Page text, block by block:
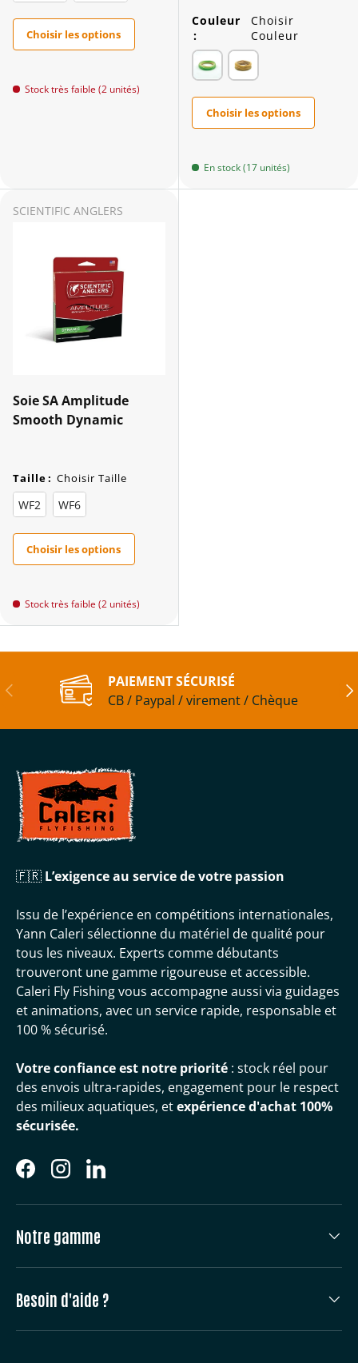
Choisir les options
Stock très faible (2 unités)
Couleur
:
Choisir
Couleur
Choisir les options
En stock (17 unités)
SCIENTIFIC ANGLERS
Soie SA Amplitude
Smooth Dynamic
Taille: Choisir Taille
WF2 WF6
Choisir les options
Stock très faible (2 unités)
Précédent
PAIEMENT SÉCURISÉ
CB / Paypal / virement / Chèque
🇫🇷 L’exigence au service de votre passion
Issu de l’expérience en compétitions internationales,
Yann Caleri sélectionne du matériel de qualité pour
tous les niveaux. Experts comme débutants
trouveront une gamme rigoureuse et accessible.
Caleri Fly Fishing vous accompagne aussi via guidages
et animations, avec un service rapide, responsable et
100 % sécurisé.
Votre confiance est notre priorité : stock réel pour
des envois ultra-rapides, engagement pour le respect
des milieux aquatiques, etexpérience d'achat 100%
sécurisée.
FacebookInstagramLinkedIn
Notre gamme
Besoin d'aide ?